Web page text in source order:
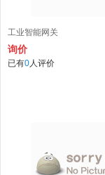
工业智能网关
询价
已有0人评价